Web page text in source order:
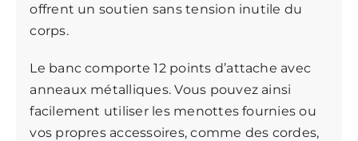
offrent un soutien sans tension inutile du
corps.
Le banc comporte 12 points d’attache avec
anneaux métalliques. Vous pouvez ainsi
facilement utiliser les menottes fournies ou
vos propres accessoires, comme des cordes,